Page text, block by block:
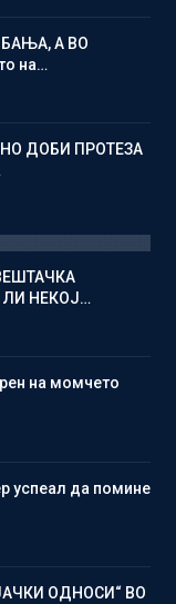
А ВО
на…
ДОБИ ПРОТЕЗА
ЛИ НЕКОЈ…
на момчето
успеал да помине
ОДНОСИ“ ВО